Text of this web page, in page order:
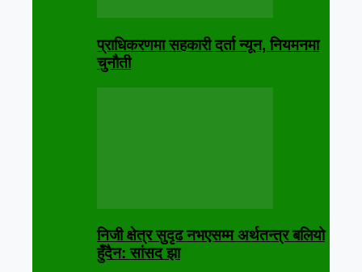
प्राधिकरणमा सहकारी दर्ता न्यून, नियमनमा
चुनौती
निजी क्षेत्र सुदृढ नभएसम्म अर्थतन्त्र बलियो
हुँदैन: सांसद झा